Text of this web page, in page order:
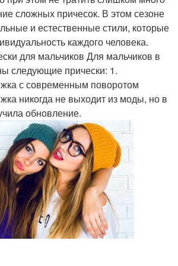
сложных причесок. В этом сезоне
и естественные стили, которые
каждого человека.
для мальчиков Для мальчиков в
следующие прически: 1.
с современным поворотом
никогда не выходит из моды, но в
обновление.